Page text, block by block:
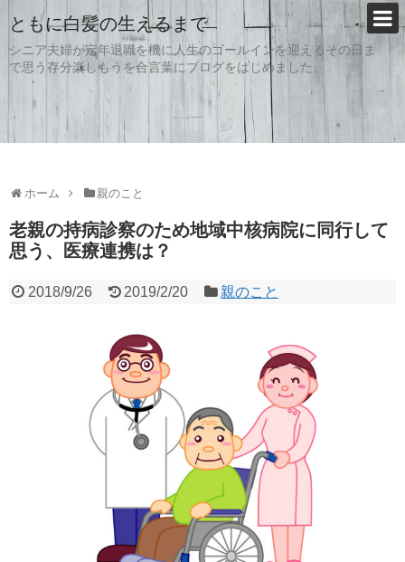
ともに白髪の生えるまで
シニア夫婦が定年退職を機に人生のゴールインを迎えるその日ま
で思う存分楽しもうを合言葉にブログをはじめました。
ホーム 親のこと
老親の持病診察のため地域中核病院に同行して
思う、医療連携は？
2018/9/26 2019/2/20 親のこと